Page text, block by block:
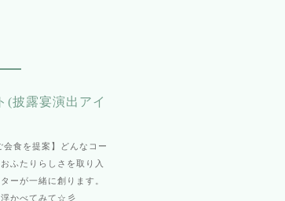
(披露宴演出アイ
会食を提案】どんなコー
ふたりらしさを取り入
ーが一緒に創ります。
浮かべてみて☆彡